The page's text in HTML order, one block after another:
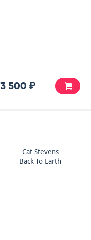
3 500 ₽
Cat Stevens
Back To Earth